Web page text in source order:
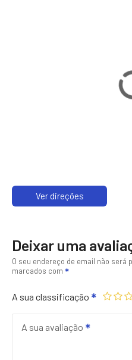
Ver direções
Deixar uma
O seu endereço de email não será
marcados com
A sua classificação
A sua avaliação